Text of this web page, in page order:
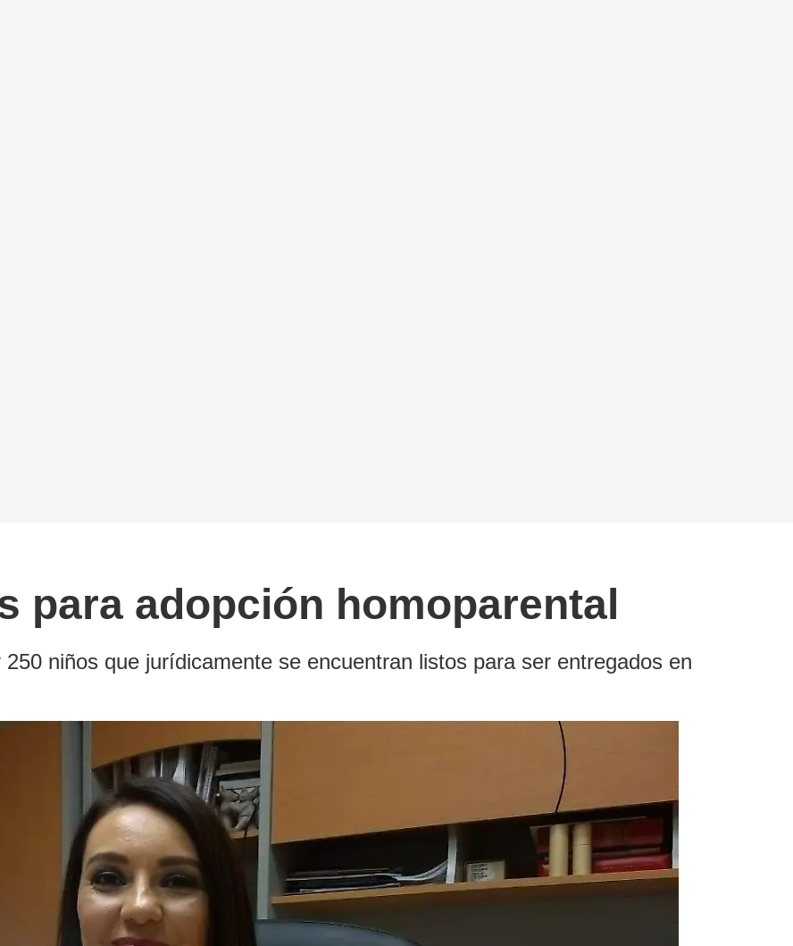
para adopción homoparental
niños que jurídicamente se encuentran listos para ser entregados en